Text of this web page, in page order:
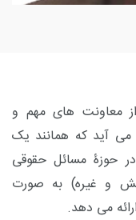
معاونت های مهم و
آید که همانند یک
حوزۀ مسائل حقوقی
و غیره) به صورت
می دهد.